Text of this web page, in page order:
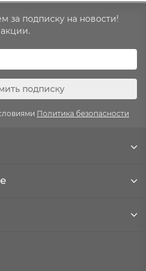
за подписку на новости!
подписку
Политика безопасности